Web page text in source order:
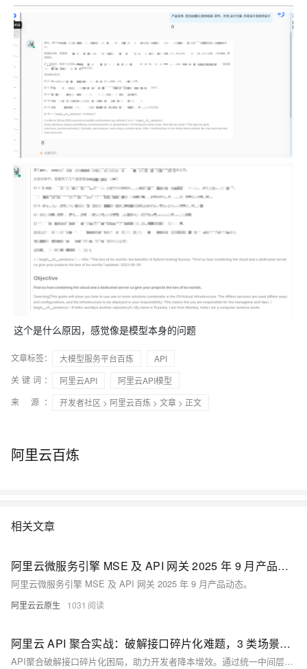
这个是什么原因，感觉像是模型本身的问题
文章标签： 大模型服务平台百炼
API
关键词：
阿里云API
阿里云API模型
来 源：
开发者社区 > 阿里云百炼 > 文章 > 正文
阿里云百炼
相关文章
阿里云微服务引擎 MSE 及 API 网关 2025 年 9 月产品动态
阿里云微服务引擎 MSE 及 API 网关 2025 年 9 月产品动态。
阿里云云原生 1031
阿里云 API 聚合实战：破解接口碎片化难题，3 类场景方案让业务响应提速 60%
API聚合破解接口碎片化困局，助力开发者降本增效。通过统一中间层整合微服务、第三方接口与AI模型，实现调用次数减少60%、响应提速70%。阿里云实测：APISIX+函数计算+ARMS监控组合，支撑百万级并发，故障定位效率提升90%。